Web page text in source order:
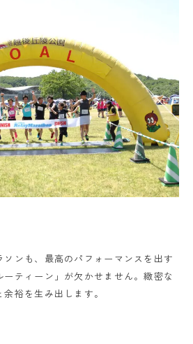
ソンも、最高のパフォーマンスを出す
ティーン」が欠かせません。緻密な
裕を生み出します。